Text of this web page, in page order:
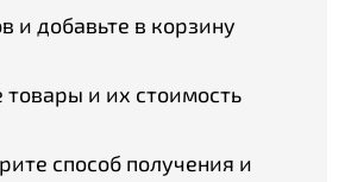
и добавьте в корзину
и их стоимость
способ получения и